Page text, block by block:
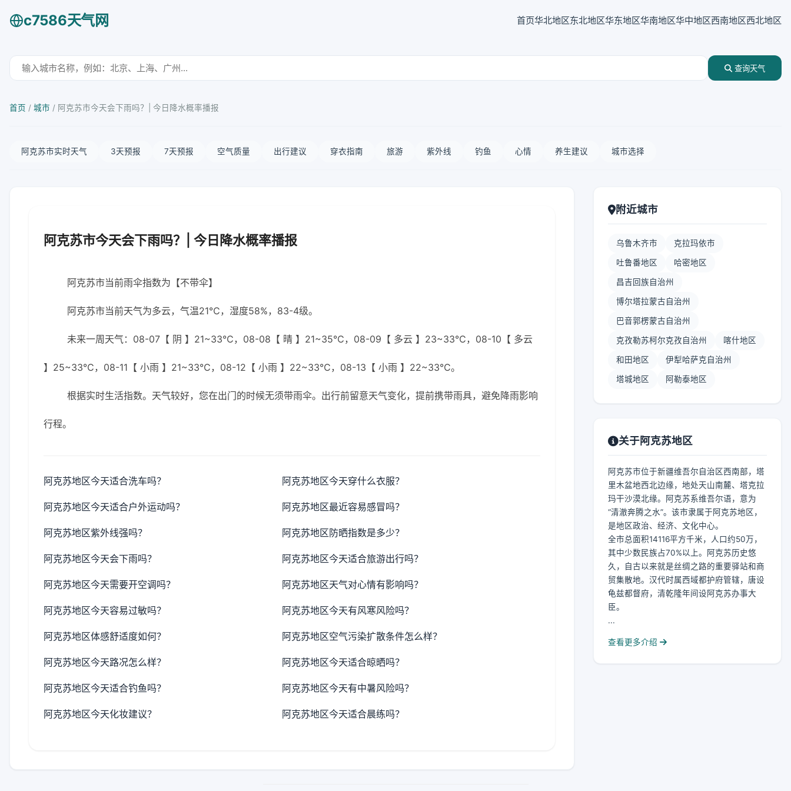
c7586天气网 首页华北地区东北地区华东地区华南地区华中地区西南地区西北地区
查询天气
首页 / 城市 / 阿克苏市今天会下雨吗？| 今日降水概率播报
阿克苏市实时天气 3天预报 7天预报 空气质量 出行建议 穿衣指南 旅游 紫外线 钓鱼 心情 养生建议 城市选择
阿克苏市今天会下雨吗？| 今日降水概率播报
阿克苏市当前雨伞指数为【不带伞】
阿克苏市当前天气为多云，气温21℃，湿度58%，83-4级。
未来一周天气：08-07【 阴 】21~33℃，08-08【 晴 】21~35℃，08-09【 多云 】23~33℃，08-10【 多云
】25~33℃，08-11【 小雨 】21~33℃，08-12【 小雨 】22~33℃，08-13【 小雨 】22~33℃。
根据实时生活指数。天气较好，您在出门的时候无须带雨伞。出行前留意天气变化，提前携带雨具，避免降雨影响
行程。
阿克苏地区今天适合洗车吗？ 阿克苏地区今天穿什么衣服？
阿克苏地区今天适合户外运动吗？ 阿克苏地区最近容易感冒吗？
阿克苏地区紫外线强吗？ 阿克苏地区防晒指数是多少？
阿克苏地区今天会下雨吗？ 阿克苏地区今天适合旅游出行吗？
阿克苏地区今天需要开空调吗？ 阿克苏地区天气对心情有影响吗？
阿克苏地区今天容易过敏吗？ 阿克苏地区今天有风寒风险吗？
阿克苏地区体感舒适度如何？ 阿克苏地区空气污染扩散条件怎么样？
阿克苏地区今天路况怎么样？ 阿克苏地区今天适合晾晒吗？
阿克苏地区今天适合钓鱼吗？ 阿克苏地区今天有中暑风险吗？
阿克苏地区今天化妆建议？ 阿克苏地区今天适合晨练吗？
附近城市
乌鲁木齐市 克拉玛依市
吐鲁番地区 哈密地区
昌吉回族自治州
博尔塔拉蒙古自治州
巴音郭楞蒙古自治州
克孜勒苏柯尔克孜自治州 喀什地区
和田地区 伊犁哈萨克自治州
塔城地区 阿勒泰地区
关于阿克苏地区
阿克苏市位于新疆维吾尔自治区西南部，塔
里木盆地西北边缘，地处天山南麓、塔克拉
玛干沙漠北缘。阿克苏系维吾尔语，意为
“清澈奔腾之水”。该市隶属于阿克苏地区，
是地区政治、经济、文化中心。
全市总面积14116平方千米，人口约50万，
其中少数民族占70%以上。阿克苏历史悠
久，自古以来就是丝绸之路的重要驿站和商
贸集散地。汉代时属西域都护府管辖，唐设
龟兹都督府，清乾隆年间设阿克苏办事大
臣。
...
查看更多介绍